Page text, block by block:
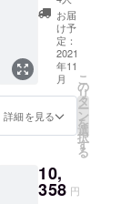
送りい
たしま
す。
たしま
す。備
考欄に
ご記入
くださ
い。 ※
リター
ンは
6月から
届けを
開始し
込み）
※配送日
指定は
できま
せん。
配送不
可日に
よる変
す。備
考欄に
究会
会員証
（応援
してく
ださる
皆さん
は358研
究員で
す！）
マル
「新米
ギフト
お届
け予
定：
2021
年11
月
詳細を見る
こ
の
リ
タ
ー
ン
を
選
択
す
る
10,
358 円